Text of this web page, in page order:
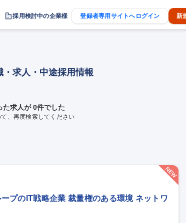
採用検討中の企業様 登録者専用サイトへログイン 新
求人・中途採用情報
た求人が 0件でした
、再度検索してください
プのIT戦略企業 裁量権のある環境 ネットワ